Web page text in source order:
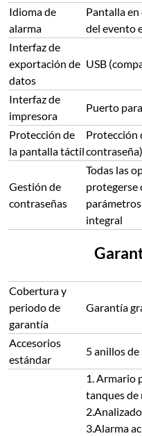
Idioma de
alarma
Pantalla
del evento
Interfaz de
exportación de
datos
USB
Interfaz de
impresora
Puerto
Protección de
la pantalla táctil
Protección
contraseña)
Gestión de
contraseñas
Todas las
protegerse
parámetros
integral
Cobertura y
periodo de
garantía
Garantía
Accesorios
estándar
5 anillos
1. Armario
tanques
3.Alarma